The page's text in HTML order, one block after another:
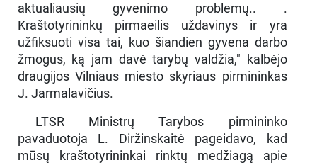
aktualiausių gyvenimo problemų.. .
Kraštotyrininkų pirmaeilis uždavinys ir yra
užfiksuoti visa tai, kuo šiandien gyvena darbo
žmogus, ką jam davė tarybų valdžia," kalbėjo
draugijos Vilniaus miesto skyriaus pirmininkas
J. Jarmalavičius.
LTSR Ministrų Tarybos pirmininko
pavaduotoja L. Diržinskaitė pageidavo, kad
mūsų kraštotyrininkai rinktų medžiagą apie